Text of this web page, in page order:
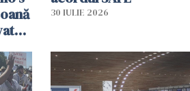
30 IULIE 2026